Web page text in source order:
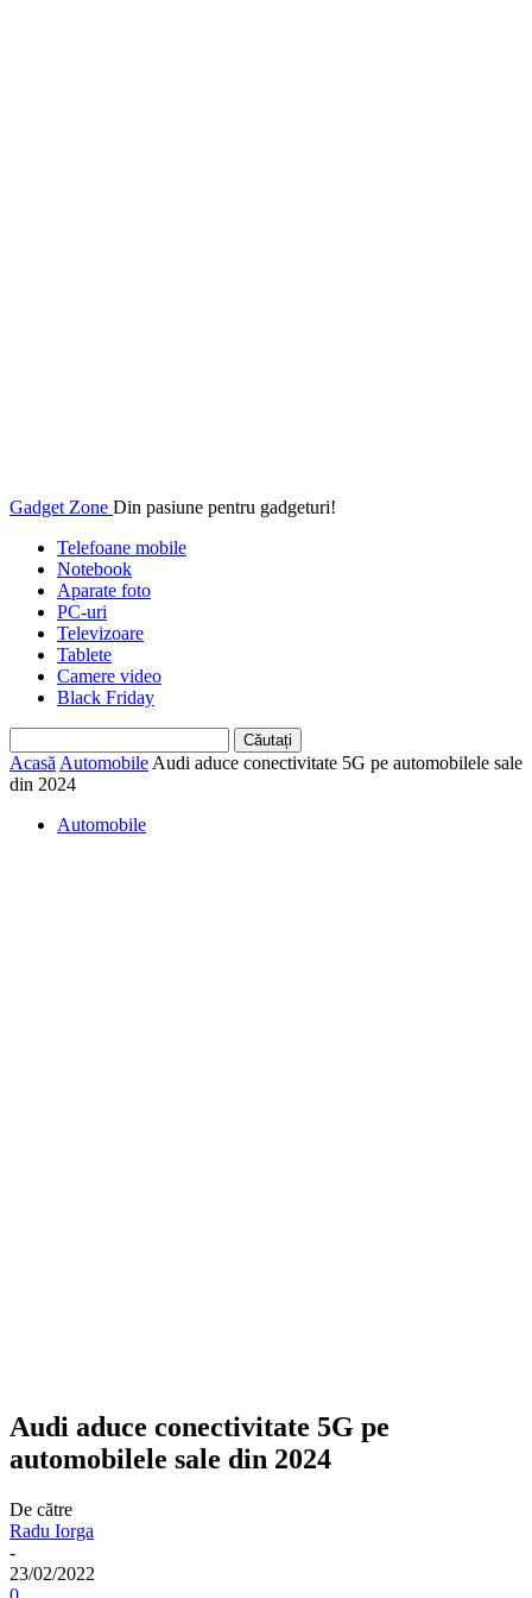
Gadget Zone Din pasiune pentru gadgeturi!
Telefoane mobile
Notebook
Aparate foto
PC-uri
Televizoare
Tablete
Camere video
Black Friday
Acasă Automobile Audi aduce conectivitate 5G pe automobilele sale
din 2024
Automobile
Audi aduce conectivitate 5G pe
automobilele sale din 2024
De către
Radu Iorga
-
23/02/2022